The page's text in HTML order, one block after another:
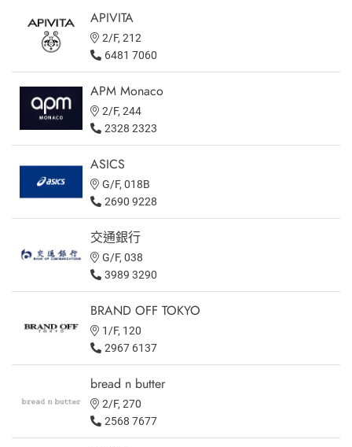
APIVITA
2/F, 212
6481 7060
APM Monaco
2/F, 244
2328 2323
ASICS
G/F, 018B
2690 9228
交通銀行
G/F, 038
3989 3290
BRAND OFF TOKYO
1/F, 120
2967 6137
bread n butter
2/F, 270
2568 7677